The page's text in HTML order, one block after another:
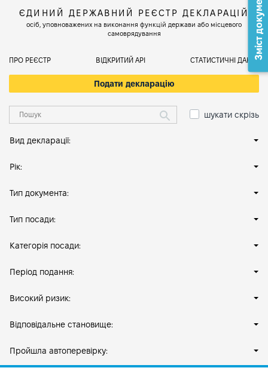
ЄДИНИЙ ДЕРЖАВНИЙ РЕЄСТР ДЕКЛАРАЦІЙ
осіб, уповноважених на виконання функцій держави або місцевого
самоврядування
ПРО РЕЄСТР ВІДКРИТИЙ АРІ СТАТИСТИЧНІ ДАНІ
Подати декларацію
шукати скрізь
Вид декларації:
Рік:
Тип документа:
Тип посади:
Категорія посади:
Період подання:
Високий ризик:
Відповідальне становище:
Пройшла автоперевірку:
Зміст документа